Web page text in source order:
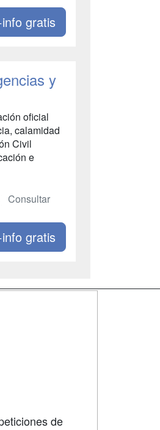
gratis
y
oficial
calamidad
Civil
e
Consultar
gratis
de